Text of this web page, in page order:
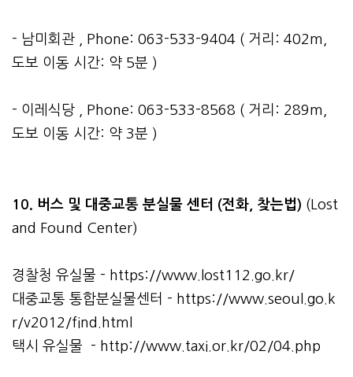
- 남미회관 , Phone: 063-533-9404 ( 거리: 402m,
도보 이동 시간: 약 5분 )
- 이레식당 , Phone: 063-533-8568 ( 거리: 289m,
도보 이동 시간: 약 3분 )
10. 버스 및 대중교통 분실물 센터 (전화, 찾는법) (Lost
and Found Center)
경찰청 유실물 - https://www.lost112.go.kr/
대중교통 통합분실물센터 - https://www.seoul.go.k
r/v2012/find.html
택시 유실물 - http://www.taxi.or.kr/02/04.php